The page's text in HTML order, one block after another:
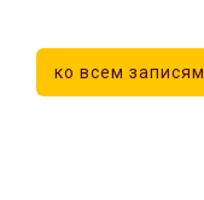
ко всем записям